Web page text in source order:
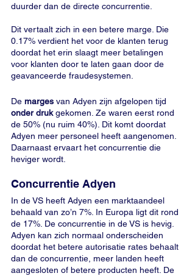
duurder dan de directe concurrentie.
Dit vertaalt zich in een betere marge. Die
0.17% verdient het voor de klanten terug
doordat het erin slaagt meer betalingen
voor klanten door te laten gaan door de
geavanceerde fraudesystemen.
De marges van Adyen zijn afgelopen tijd
onder druk gekomen. Ze waren eerst rond
de 50% (nu ruim 40%). Dit komt doordat
Adyen meer personeel heeft aangenomen.
Daarnaast ervaart het concurrentie die
heviger wordt.
Concurrentie Adyen
In de VS heeft Adyen een marktaandeel
behaald van zo’n 7%. In Europa ligt dit rond
de 17%. De concurrentie in de VS is hevig.
Adyen kan zich normaal onderscheiden
doordat het betere autorisatie rates behaalt
dan de concurrentie, meer landen heeft
aangesloten of betere producten heeft. De